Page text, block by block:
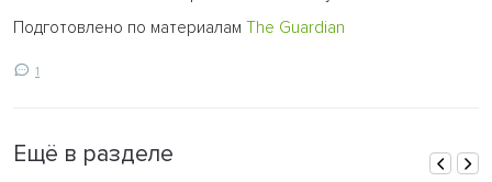
Подготовлено по материалам The Guardian
1
Ещё в разделе